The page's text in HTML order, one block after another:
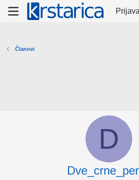
Prijava
Članovi
D